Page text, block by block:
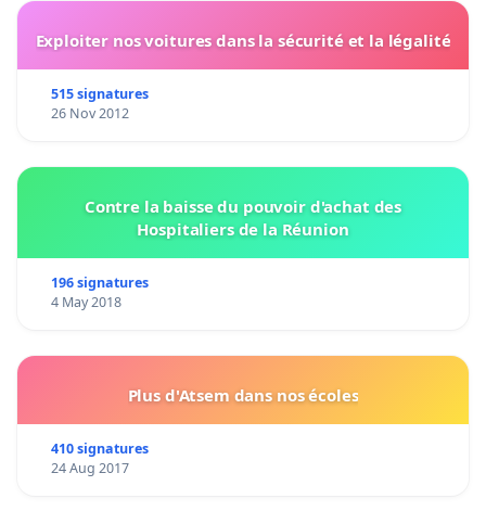
Exploiter nos voitures dans la sécurité et la légalité
515 signatures
26 Nov 2012
Contre la baisse du pouvoir d'achat des
Hospitaliers de la Réunion
196 signatures
4 May 2018
Plus d'Atsem dans nos écoles
410 signatures
24 Aug 2017